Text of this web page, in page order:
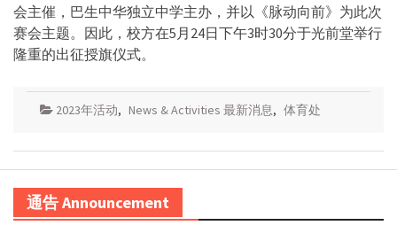
会主催，巴生中华独立中学主办，并以《脉动向前》为此次
赛会主题。因此，校方在5月24日下午3时30分于光前堂举行
隆重的出征授旗仪式。
2023年活动, News & Activities 最新消息, 体育处
通告 Announcement